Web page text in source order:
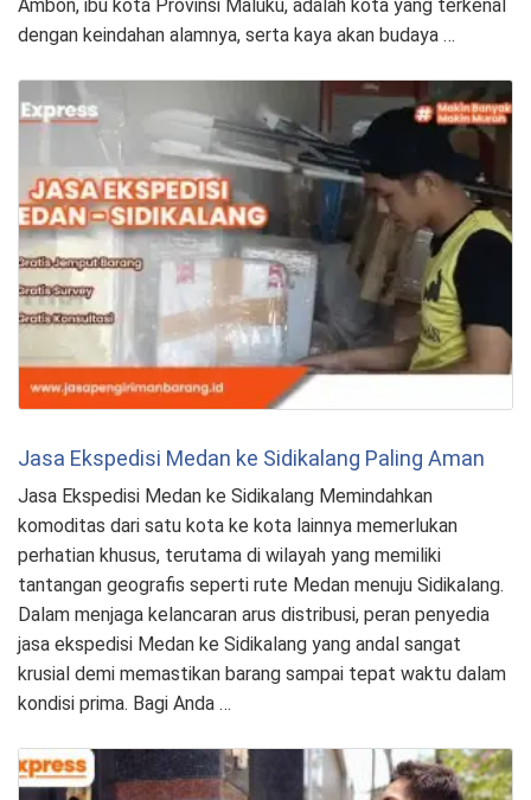
Ambon, ibu kota Provinsi Maluku, adalah kota yang terkenal
dengan keindahan alamnya, serta kaya akan budaya …
Jasa Ekspedisi Medan ke Sidikalang Paling Aman
Jasa Ekspedisi Medan ke Sidikalang Memindahkan
komoditas dari satu kota ke kota lainnya memerlukan
perhatian khusus, terutama di wilayah yang memiliki
tantangan geografis seperti rute Medan menuju Sidikalang.
Dalam menjaga kelancaran arus distribusi, peran penyedia
jasa ekspedisi Medan ke Sidikalang yang andal sangat
krusial demi memastikan barang sampai tepat waktu dalam
kondisi prima. Bagi Anda …